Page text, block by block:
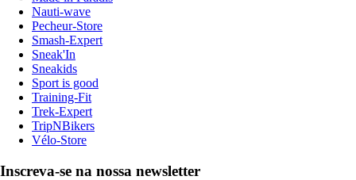
Nauti-wave
Pecheur-Store
Smash-Expert
Sneak'In
Sneakids
Sport is good
Training-Fit
Trek-Expert
TripNBikers
Vélo-Store
Inscreva-se na nossa newsletter